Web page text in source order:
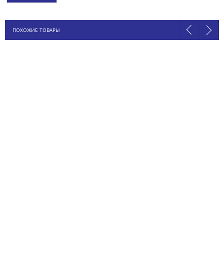
корзину
ПОХОЖИЕ ТОВАРЫ